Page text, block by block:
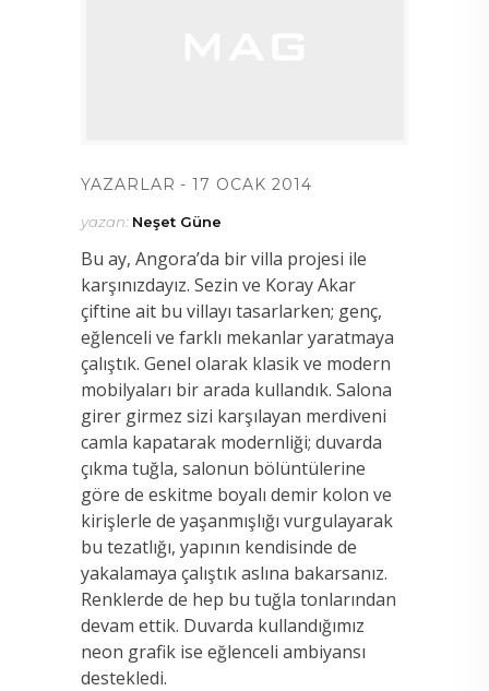
YAZARLAR 17 OCAK 2014
yazan: Neşet Güne
Bu ay, Angora’da bir villa projesi ile
karşınızdayız. Sezin ve Koray Akar
çiftine ait bu villayı tasarlarken; genç,
eğlenceli ve farklı mekanlar yaratmaya
çalıştık. Genel olarak klasik ve modern
mobilyaları bir arada kullandık. Salona
girer girmez sizi karşılayan merdiveni
camla kapatarak modernliği; duvarda
çıkma tuğla, salonun bölüntülerine
göre de eskitme boyalı demir kolon ve
kirişlerle de yaşanmışlığı vurgulayarak
bu tezatlığı, yapının kendisinde de
yakalamaya çalıştık aslına bakarsanız.
Renklerde de hep bu tuğla tonlarından
devam ettik. Duvarda kullandığımız
neon grafik ise eğlenceli ambiyansı
destekledi.